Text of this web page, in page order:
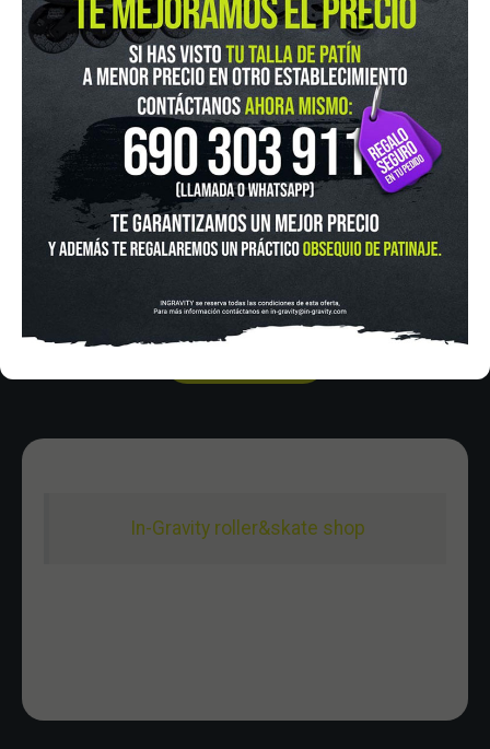
In-Gravity roller&skate shop
IN-GRAVITY MADRID RETIRO
Pza. Mariano de Cavia, 2
Tel.:
915 524 553
in-gravity@in-gravity.com
HORARIO
Lunes a Viernes de 12:00 - 20:30
Domingo 10:00-15:00